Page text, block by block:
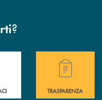
?
. di assistenza immediata?
Hai bisogno di
TRASPARENZA